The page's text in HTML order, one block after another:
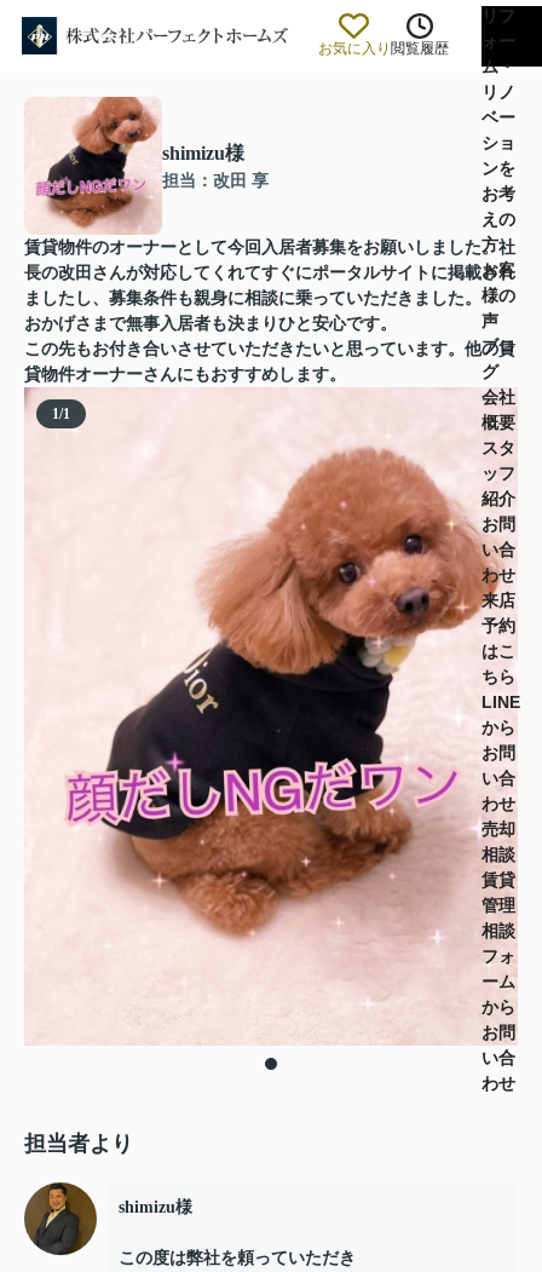
お気に入り 閲覧履歴
リフ
ォー
ム・
リノ
ベー
ショ
ンを
お考
えの
方
お客
様の
声
ブロ
グ
会社
概要
スタ
ッフ
紹介
お問
い合
わせ
来店
予約
はこ
ちら
LINE
から
お問
い合
わせ
売却
相談
賃貸
管理
相談
フォ
ーム
から
お問
い合
わせ
shimizu様
担当：改田 享
賃貸物件のオーナーとして今回入居者募集をお願いしました。社
長の改田さんが対応してくれてすぐにポータルサイトに掲載され
ましたし、募集条件も親身に相談に乗っていただきました。
おかげさまで無事入居者も決まりひと安心です。
この先もお付き合いさせていただきたいと思っています。他の賃
貸物件オーナーさんにもおすすめします。
1/1
担当者より
shimizu様
この度は弊社を頼っていただき